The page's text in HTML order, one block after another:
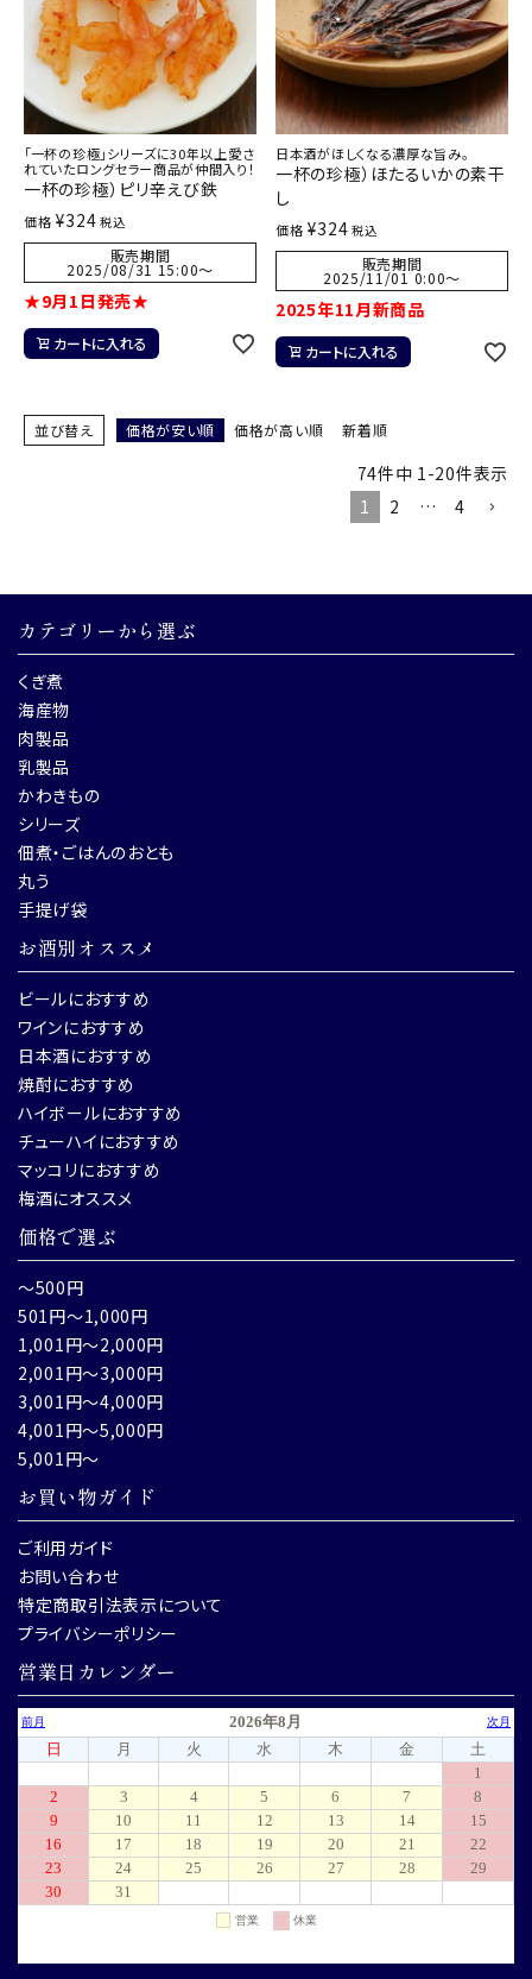
「一杯の珍極」シリーズに30年以上愛さ
れていたロングセラー商品が仲間入り！
一杯の珍極）ピリ辛えび鉄
価格 ¥324 税込
販売期間
2025/08/31 15:00〜
★9月1日発売★
カートに入れる
日本酒がほしくなる濃厚な旨み。
一杯の珍極）ほたるいかの素干
し
価格 ¥324 税込
販売期間
2025/11/01 0:00〜
2025年11月新商品
カートに入れる
並び替え 価格が安い順 価格が高い順 新着順
74件中 1-20件表示
1
2 … 4
カテゴリーから選ぶ
くぎ煮
海産物
肉製品
乳製品
かわきもの
シリーズ
佃煮・ごはんのおとも
丸う
手提げ袋
お酒別オススメ
ビールにおすすめ
ワインにおすすめ
日本酒におすすめ
焼酎におすすめ
ハイボールにおすすめ
チューハイにおすすめ
マッコリにおすすめ
梅酒にオススメ
価格で選ぶ
～500円
501円～1,000円
1,001円～2,000円
2,001円～3,000円
3,001円～4,000円
4,001円～5,000円
5,001円～
お買い物ガイド
ご利用ガイド
お問い合わせ
特定商取引法表示について
プライバシーポリシー
営業日カレンダー